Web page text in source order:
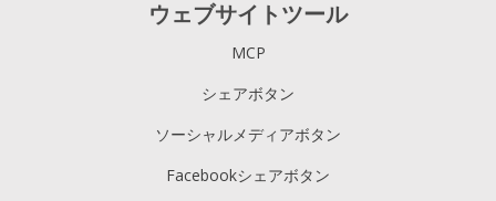
ウェブサイトツール
MCP
シェアボタン
ソーシャルメディアボタン
Facebookシェアボタン